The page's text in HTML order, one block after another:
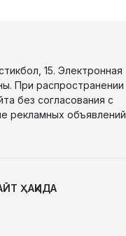
15. Электронная
При распространении
без согласования с
рекламных объявлений,
ҲАҚИДА